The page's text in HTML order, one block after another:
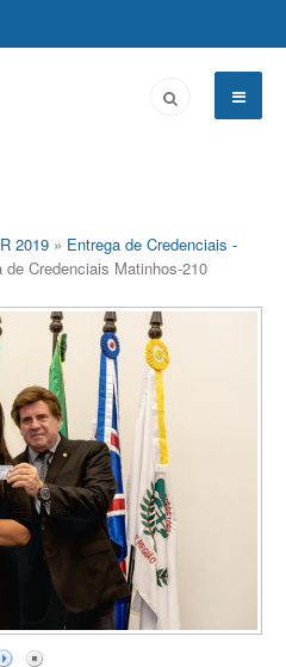
2019 » Entrega de Credenciais -
de Credenciais Matinhos-210